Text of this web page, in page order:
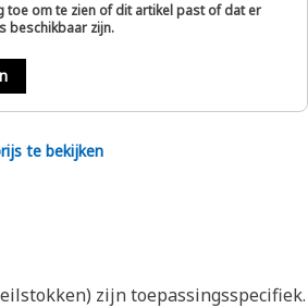
toe om te zien of dit artikel past of dat er
beschikbaar zijn.
te bekijken
zijn toepassingsspecifiek.